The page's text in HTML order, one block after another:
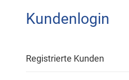
Kundenlogin
Registrierte Kunden